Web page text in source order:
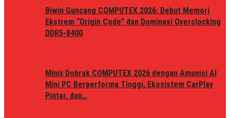
Biwin Guncang COMPUTEX 2026: Debut Memori
Ekstrem “Origin Code” dan Dominasi Overclocking
DDR5-8400
Minix Dobrak COMPUTEX 2026 dengan Amunisi AI
Mini PC Berperforma Tinggi, Ekosistem CarPlay
Pintar, dan…